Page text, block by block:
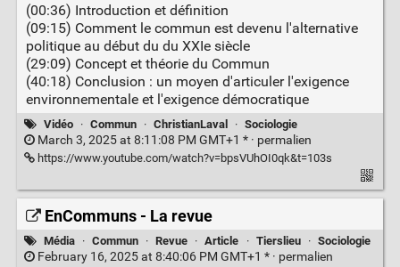
(00:36) Introduction et définition
(09:15) Comment le commun est devenu l'alternative
politique au début du du XXIe siècle
(29:09) Concept et théorie du Commun
(40:18) Conclusion : un moyen d'articuler l'exigence
environnementale et l'exigence démocratique
Vidéo · Commun · ChristianLaval · Sociologie
March 3, 2025 at 8:11:08 PM GMT+1 * · permalien
https://www.youtube.com/watch?v=bpsVUhOI0qk&t=103s
EnCommuns - La revue
Média · Commun · Revue · Article · Tierslieu · Sociologie
February 16, 2025 at 8:40:06 PM GMT+1 * · permalien